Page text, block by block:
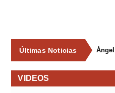
Últimas Noticias
VIDEOS